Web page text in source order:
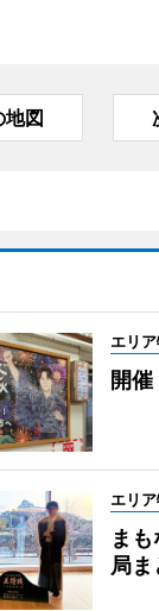
地図
エリ
開
エリ
ま
局ま